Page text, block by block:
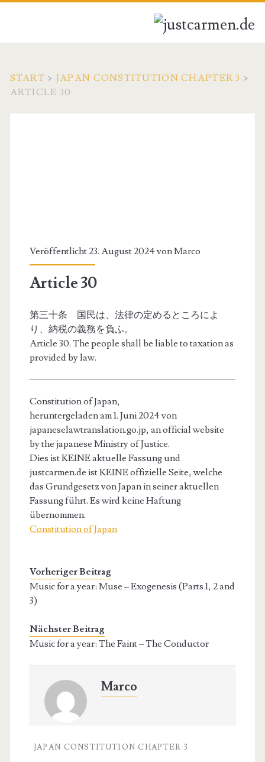
START > JAPAN CONSTITUTION CHAPTER 3 >
ARTICLE 30
Veröffentlicht 23. August 2024 vonMarco
Article 30
第三十条 国民は、法律の定めるところによ
り、納税の義務を負ふ。
Article 30. The people shall be liable to taxation as
provided by law.
Constitution of Japan,
heruntergeladen am 1. Juni 2024 von
japaneselawtranslation.go.jp, an official website
by the japanese Ministry of Justice.
Dies ist KEINE aktuelle Fassung und
justcarmen.de ist KEINE offizielle Seite, welche
das Grundgesetz von Japan in seiner aktuellen
Fassung führt. Es wird keine Haftung
übernommen.
Constitution of Japan
Vorheriger Beitrag
Music for a year: Muse – Exogenesis (Parts 1, 2 and
3)
Nächster Beitrag
Music for a year: The Faint – The Conductor
Marco
JAPAN CONSTITUTION CHAPTER 3